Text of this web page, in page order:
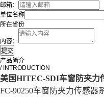
邮箱：
单位名称
所在省份
内容：
产品简介
/ INTRODUCTION
美国HITEC-SDI车窗防夹力
FC-90250车窗防夹力传感器